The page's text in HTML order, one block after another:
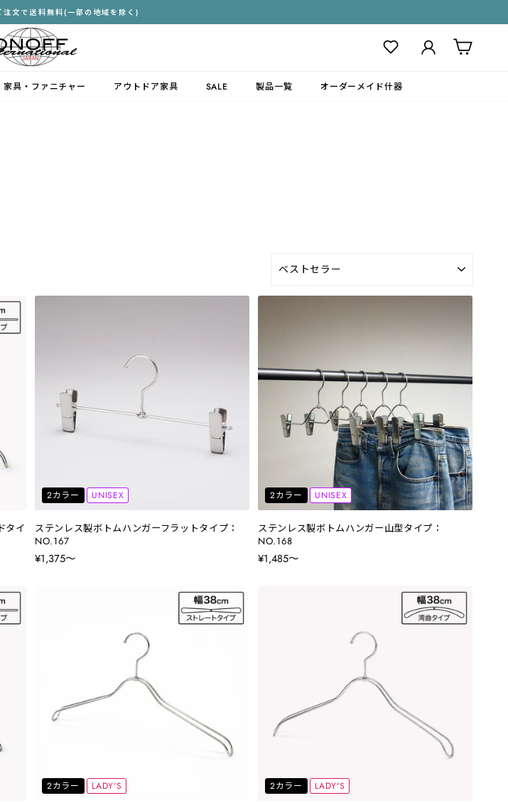
ス
ラ
イ
文で送料無料(一部の地域を除く)
ログイン
具・ファニチャー アウトドア家具 SALE 製品一覧 オーダーメイド什器
び
タイ
2カラー UNISEX
ステンレス製ボトムハンガーフラットタイプ：
NO.167
¥1,375〜
2カラー UNISEX
ステンレス製ボトムハンガー山型タイプ：
NO.168
¥1,485〜
2カラー LADY'S 2カラー LADY'S